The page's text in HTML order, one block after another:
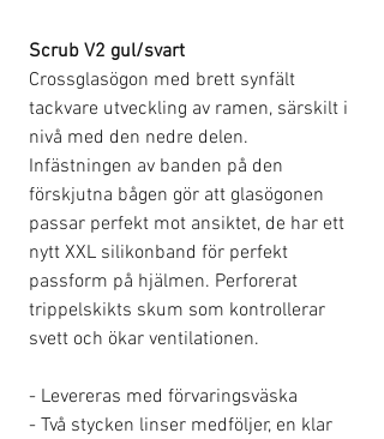
Scrub V2 gul/svart
Crossglasögon med brett synfält
tackvare utveckling av ramen, särskilt i
nivå med den nedre delen.
Infästningen av banden på den
förskjutna bågen gör att glasögonen
passar perfekt mot ansiktet, de har ett
nytt XXL silikonband för perfekt
passform på hjälmen. Perforerat
trippelskikts skum som kontrollerar
svett och ökar ventilationen.
- Levereras med förvaringsväska
- Två stycken linser medföljer, en klar